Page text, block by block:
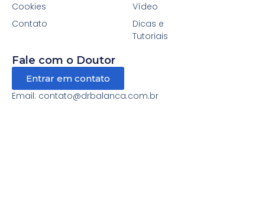
Cookies
Contato
Vídeo
Dicas e
Tutoriais
Fale com o Doutor
Entrar em contato
Email: contato@drbalanca.com.br